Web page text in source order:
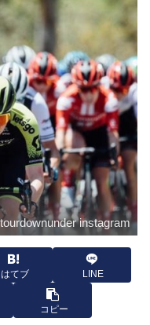
instagram
はてブ LINE
コピー